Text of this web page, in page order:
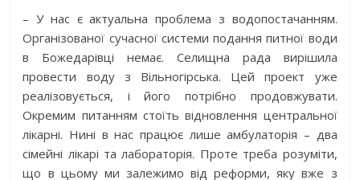
– У нас є актуальна проблема з водопостачанням.
Організованої сучасної системи подання питної води
в Божедарівці немає. Селищна рада вирішила
провести воду з Вільногірська. Цей проект уже
реалізовується, і його потрібно продовжувати.
Окремим питанням стоїть відновлення цент­ральної
лікарні. Нині в нас працює лише амбулаторія – два
сімейні лікарі та лабораторія. Проте треба розуміти,
що в цьому ми залежимо від реформи, яку вже з